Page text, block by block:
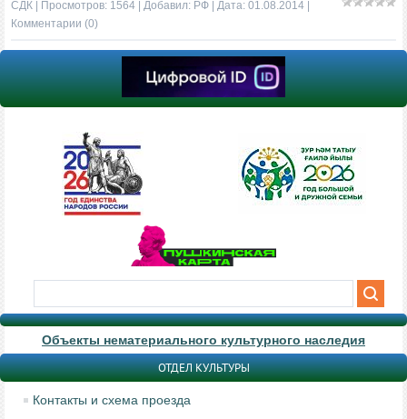
СДК | Просмотров: 1564 | Добавил: РФ | Дата: 01.08.2014 |
Комментарии (0)
Объекты нематериального культурного наследия
ОТДЕЛ КУЛЬТУРЫ
Контакты и схема проезда